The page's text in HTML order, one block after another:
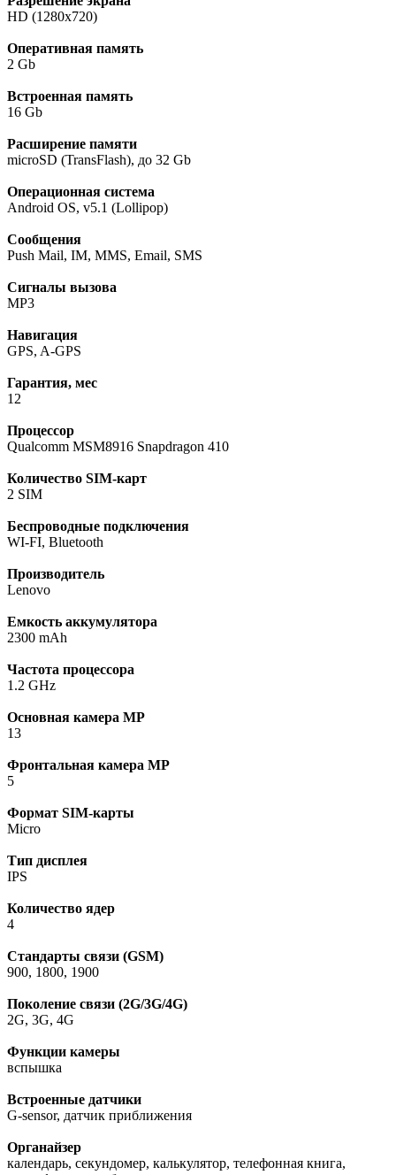
HD (1280х720)
Оперативная память
2 Gb
Встроенная память
16 Gb
Расширение памяти
microSD (TransFlash), до 32 Gb
Операционная система
Android OS, v5.1 (Lollipop)
Сообщения
Push Mail, IM, MMS, Email, SMS
Сигналы вызова
MP3
Навигация
GPS, A-GPS
Гарантия, мес
12
Процессор
Qualcomm MSM8916 Snapdragon 410
Количество SIM-карт
2 SIM
Беспроводные подключения
WI-FI, Bluetooth
Производитель
Lenovo
Емкость аккумулятора
2300 mAh
Частота процессора
1.2 GHz
Основная камера МР
13
Фронтальная камера МР
5
Формат SIM-карты
Micro
Тип дисплея
IPS
Количество ядер
4
Стандарты связи (GSM)
900, 1800, 1900
Поколение связи (2G/3G/4G)
2G, 3G, 4G
Функции камеры
вспышка
Встроенные датчики
G-sensor, датчик приближения
Органайзер
календарь, секундомер, калькулятор, телефонная книга,